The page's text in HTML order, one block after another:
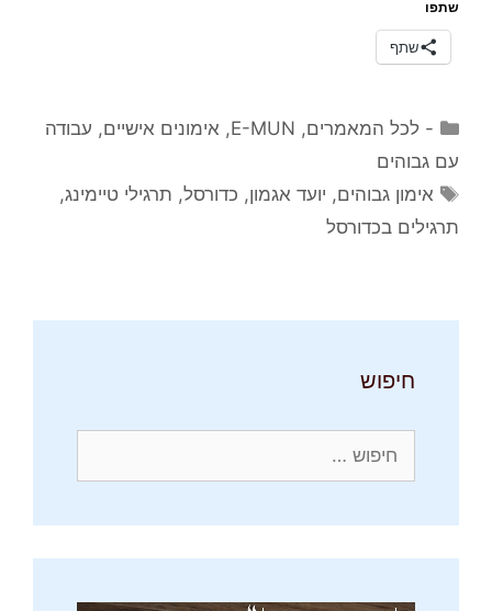
שתפו
שתף
קטגוריות
- לכל המאמרים,
E-MUN
, אימונים אישיים, עבודה
עם גבוהים
תגיות
אימון גבוהים, יועד אגמון, כדורסל, תרגילי טיימינג,
תרגילים בכדורסל
חיפוש